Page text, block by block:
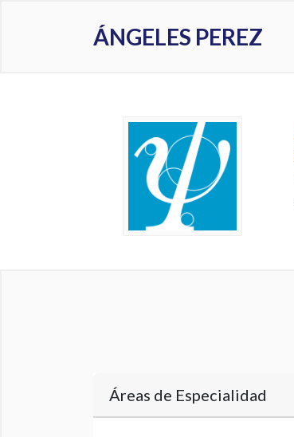
ÁNGELES PEREZ
Áreas de Especialidad